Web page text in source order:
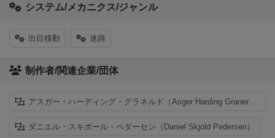
システム/メカニクス/ジャンル
出目移動 迷路
制作者/関連企業/団体
アスガー・ハーディング・グラネルド（Asger Harding Granerud）
ダニエル・スキポール・ペダーセン（Daniel Skjold Pedersen）